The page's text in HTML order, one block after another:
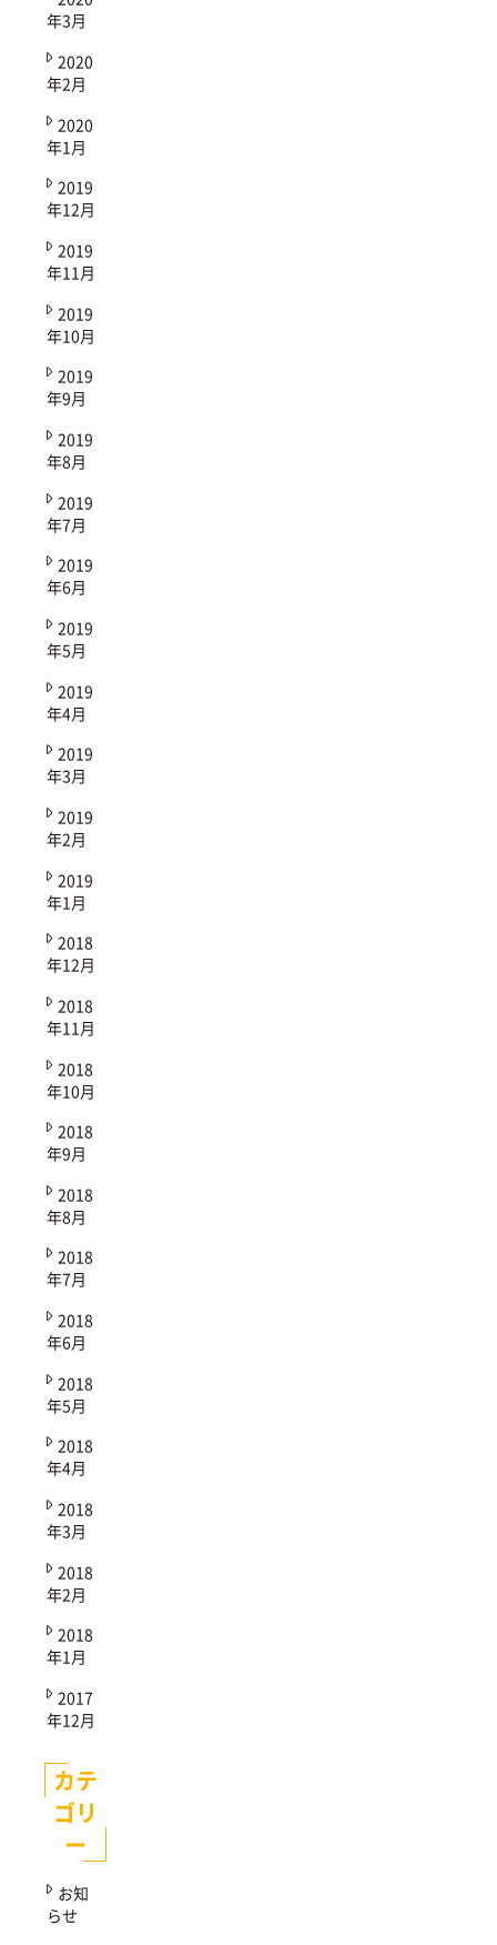
年3月
2020
年2月
2020
年1月
2019
年12月
2019
年11月
2019
年10月
2019
年9月
2019
年8月
2019
年7月
2019
年6月
2019
年5月
2019
年4月
2019
年3月
2019
年2月
2019
年1月
2018
年12月
2018
年11月
2018
年10月
2018
年9月
2018
年8月
2018
年7月
2018
年6月
2018
年5月
2018
年4月
2018
年3月
2018
年2月
2018
年1月
2017
年12月
カテ
ゴリ
ー
お知
らせ